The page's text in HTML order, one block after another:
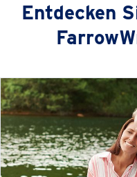
Entdecken